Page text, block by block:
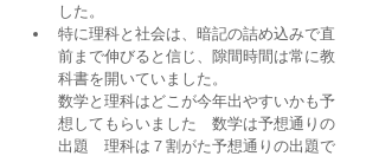
した。
特に理科と社会は、暗記の詰め込みで直
前まで伸びると信じ、隙間時間は常に教
科書を開いていました。
数学と理科はどこが今年出やすいかも予
想してもらいました　数学は予想通りの
出題　理科は７割がた予想通りの出題で